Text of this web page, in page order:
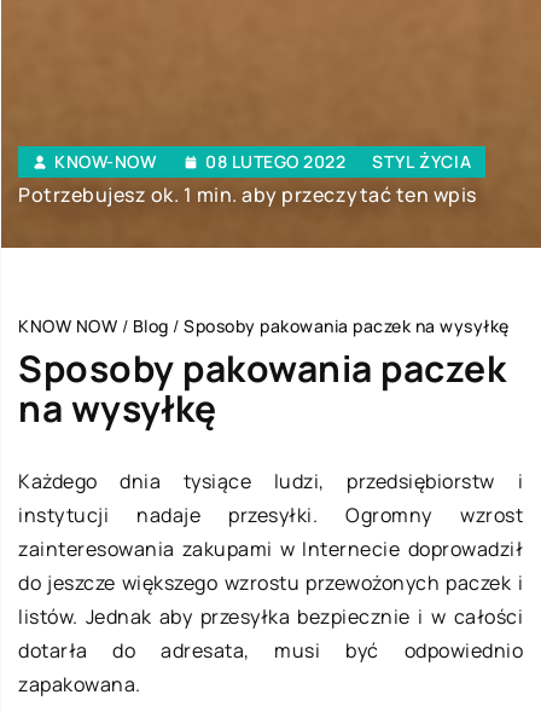
KNOW-NOW 08 LUTEGO 2022 STYL ŻYCIA
Potrzebujesz ok. 1 min. aby przeczytać ten wpis
KNOW NOW / Blog / Sposoby pakowania paczek na wysyłkę
Sposoby pakowania paczek
na wysyłkę
Każdego dnia tysiące ludzi, przedsiębiorstw i
instytucji nadaje przesyłki. Ogromny wzrost
zainteresowania zakupami w Internecie doprowadził
do jeszcze większego wzrostu przewożonych paczek i
listów. Jednak aby przesyłka bezpiecznie i w całości
dotarła do adresata, musi być odpowiednio
zapakowana.